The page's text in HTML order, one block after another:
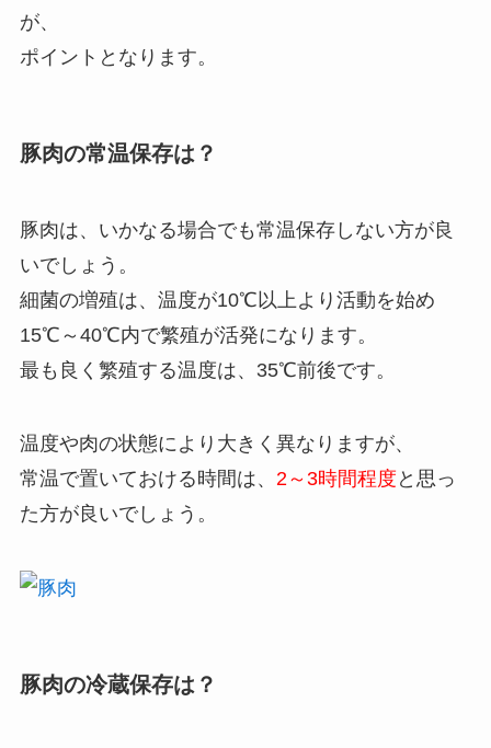
が、
ポイントとなります。
豚肉の常温保存は？
豚肉は、いかなる場合でも常温保存しない方が良
いでしょう。
細菌の増殖は、温度が10℃以上より活動を始め
15℃～40℃内で繁殖が活発になります。
最も良く繁殖する温度は、35℃前後です。
温度や肉の状態により大きく異なりますが、
常温で置いておける時間は、 2～3時間程度 と思っ
た方が良いでしょう。
豚肉の冷蔵保存は？